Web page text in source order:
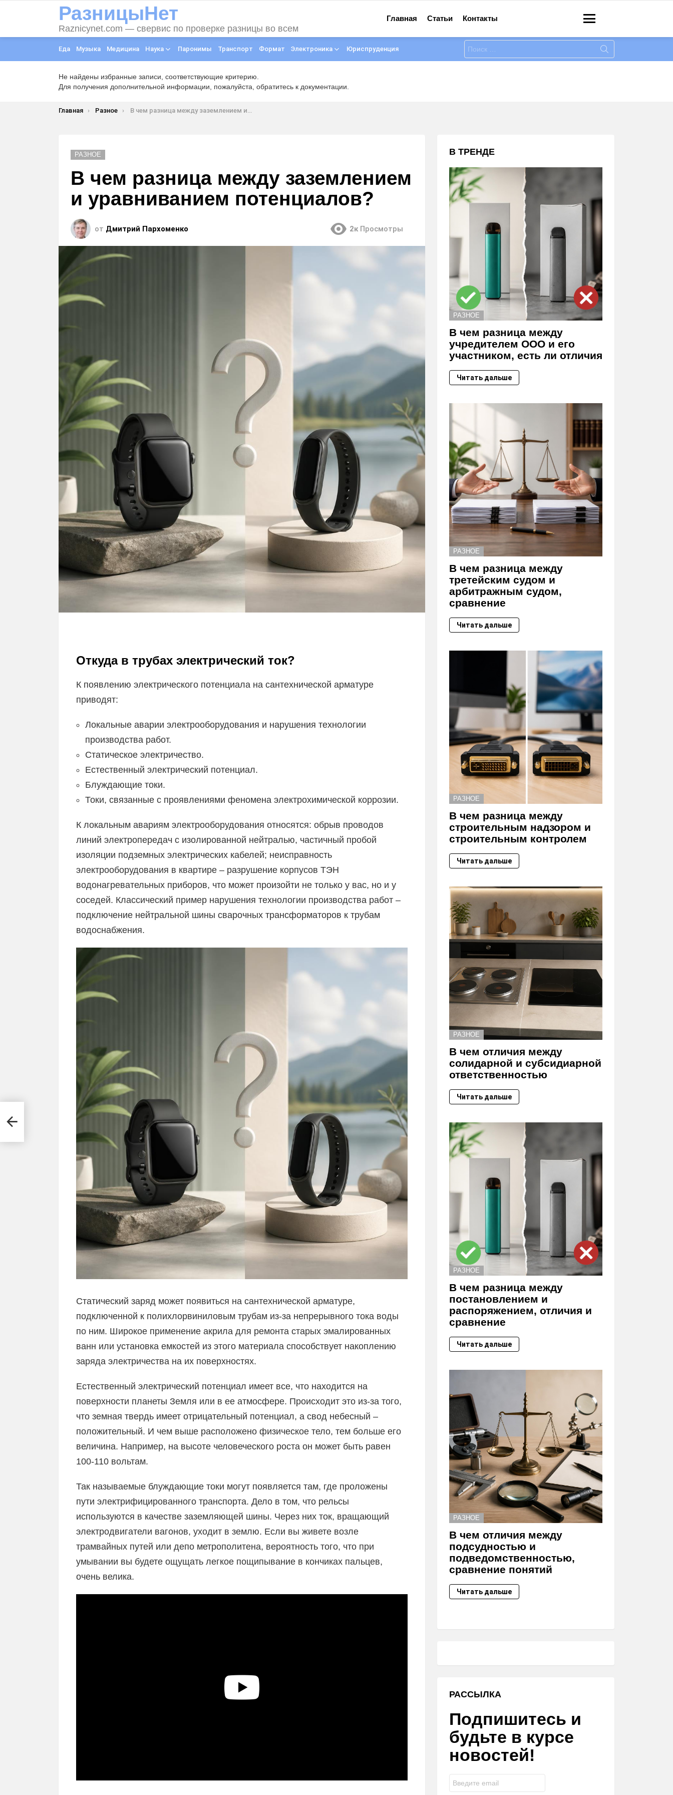
РазницыНет
Raznicynet.com — свервис по проверке разницы во всем
Главная Статьи Контакты
Еда Музыка Медицина Наука Паронимы Транспорт Формат Электроника Юриспруденция
Искать:
Не найдены избранные записи, соответствующие критерию.
Для получения дополнительной информации, пожалуйста, обратитесь к документации.
Вы здесь:
Главная Разное В чем разница между заземлением и уравниванием потенциалов?
РАЗНОЕ
В чем разница между заземлением
и уравниванием потенциалов?
от Дмитрий Пархоменко 2к Просмотры
Откуда в трубах электрический ток?
К появлению электрического потенциала на сантехнической арматуре
приводят:
Локальные аварии электрооборудования и нарушения технологии
производства работ.
Статическое электричество.
Естественный электрический потенциал.
Блуждающие токи.
Токи, связанные с проявлениями феномена электрохимической коррозии.
К локальным авариям электрооборудования относятся: обрыв проводов
линий электропередач с изолированной нейтралью, частичный пробой
изоляции подземных электрических кабелей; неисправность
электрооборудования в квартире – разрушение корпусов ТЭН
водонагревательных приборов, что может произойти не только у вас, но и у
соседей. Классический пример нарушения технологии производства работ –
подключение нейтральной шины сварочных трансформаторов к трубам
водоснабжения.
Статический заряд может появиться на сантехнической арматуре,
подключенной к полихлорвиниловым трубам из-за непрерывного тока воды
по ним. Широкое применение акрила для ремонта старых эмалированных
ванн или установка емкостей из этого материала способствует накоплению
заряда электричества на их поверхностях.
Естественный электрический потенциал имеет все, что находится на
поверхности планеты Земля или в ее атмосфере. Происходит это из-за того,
что земная твердь имеет отрицательный потенциал, а свод небесный –
положительный. И чем выше расположено физическое тело, тем больше его
величина. Например, на высоте человеческого роста он может быть равен
100-110 вольтам.
Так называемые блуждающие токи могут появляется там, где проложены
пути электрифицированного транспорта. Дело в том, что рельсы
используются в качестве заземляющей шины. Через них ток, вращающий
электродвигатели вагонов, уходит в землю. Если вы живете возле
трамвайных путей или депо метрополитена, вероятность того, что при
умывании вы будете ощущать легкое пощипывание в кончиках пальцев,
очень велика.
В ТРЕНДЕ
РАЗНОЕ
В чем разница между
учредителем ООО и его
участником, есть ли отличия
Читать дальше
РАЗНОЕ
В чем разница между
третейским судом и
арбитражным судом,
сравнение
Читать дальше
РАЗНОЕ
В чем разница между
строительным надзором и
строительным контролем
Читать дальше
РАЗНОЕ
В чем отличия между
солидарной и субсидиарной
ответственностью
Читать дальше
РАЗНОЕ
В чем разница между
постановлением и
распоряжением, отличия и
сравнение
Читать дальше
РАЗНОЕ
В чем отличия между
подсудностью и
подведомственностью,
сравнение понятий
Читать дальше
РАССЫЛКА
Подпишитесь и
будьте в курсе
новостей!